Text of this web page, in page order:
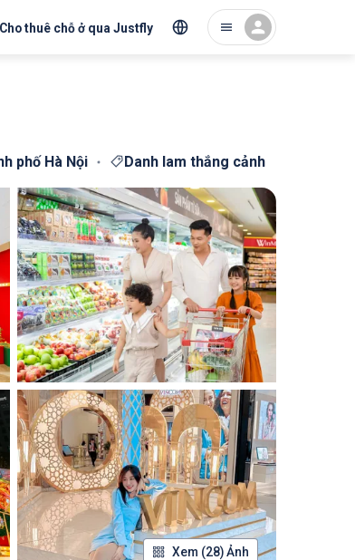
Cho thuê chỗ ở qua Justfly
Xem (28) Ảnh
phố Hà Nội Danh lam thắng cảnh